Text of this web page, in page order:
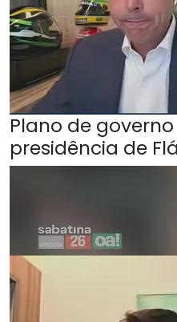
Plano de
presidência de